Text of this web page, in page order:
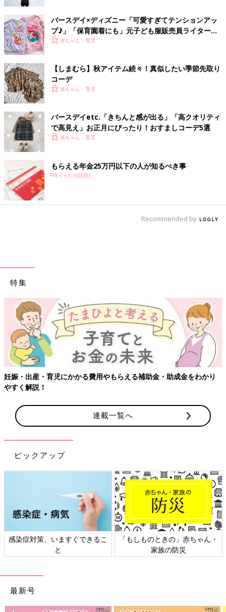
出典：Instagramアカウント「aki_mii12」
akito.さんは、バースデイの服がかわいすぎて息子さんのために
たくさん秋服を購入したそう。その中でもtete a teteのグリーン
のボーダー柄パーカー特にがお気に入りなんだとか。帽子とデニ
ムと合わせたクールなスタイルがおしゃれ！
くまみみボアニットパーカー
出典：Instagramアカウント「yuika._.mk」
yuika._.mkさんは、くまみみボアニットパーカーをゲット。見つ
けたら即買ってしまいそうなほど可愛い！！なによりボアニット
が暖かそう。これで冬の装備も完璧ですね。
いかがでしたか？
バースデイのfutafuta & tete a teteシリーズは、秋冬もかわいい
デザインでいっぱいでした！ママはしまむらで、子ども達はバー
よさそうですね♪ 気になった方はぜひお店でチェックしてみてく
ださい！
※記事内容でご紹介している投稿、リンク先は、削除される場合
※記事の内容は記載当時の情報であり、現在と異なる場合があり
関連： 最強家政婦 seaさん 目ウロコのベビー服の収納 “神テク”
バースデイ×ディズニー「可愛すぎてテンションアッ
プ♪」「保育園着にも」元子ども服販売員ライターお
すすめ★コラボアイテム4選
赤ちゃん・育児
【しまむら】秋アイテム続々！真似したい季節先取り
コーデ
赤ちゃん・育児
バースデイetc.「きちんと感が出る」「高クオリティ
で高見え」お正月にぴったり！おすましコーデ5選
赤ちゃん・育児
もらえる年金25万円以下の人が知るべき事
PR(くらしの話題)
Recommended by
特集
妊娠・出産・育児にかかる費用やもらえる補助金・助成金をわかり
やすく解説！
連載一覧へ
ピックアップ
感染症対策、いますぐできるこ
と
「もしものときの」赤ちゃん・
家族の防災
最新号